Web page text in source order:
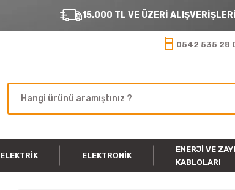
15.000 TL VE ÜZERİ
0542 535 28
ELEKTRIK ELEKTRONIK
ENERJI VE
KABLOLARI